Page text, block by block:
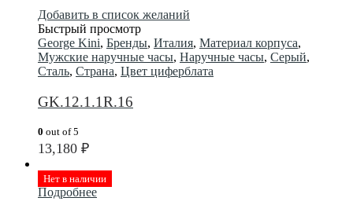
Добавить в список желаний
Быстрый просмотр
George Kini, Бренды, Италия, Материал корпуса,
Мужские наручные часы, Наручные часы, Серый,
Сталь, Страна, Цвет циферблата
GK.12.1.1R.16
0 out of 5
13,180 ₽
Нет в наличии
Подробнее